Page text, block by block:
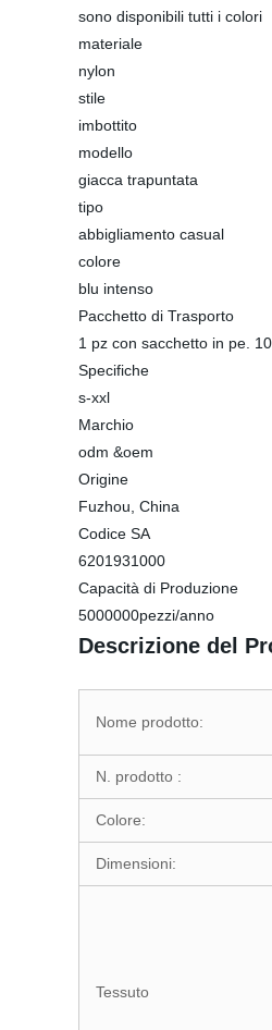
sono disponibili tutti i colori
materiale
nylon
stile
imbottito
modello
giacca trapuntata
tipo
abbigliamento casual
colore
blu intenso
Pacchetto di Trasporto
1 pz con sacchetto in pe.
Specifiche
s-xxl
Marchio
odm &oem
Origine
Fuzhou, China
Codice SA
6201931000
Capacità di Produzione
5000000pezzi/anno
Descrizione del
Nome prodotto:
N. prodotto :
Colore:
Dimensioni:
Tessuto